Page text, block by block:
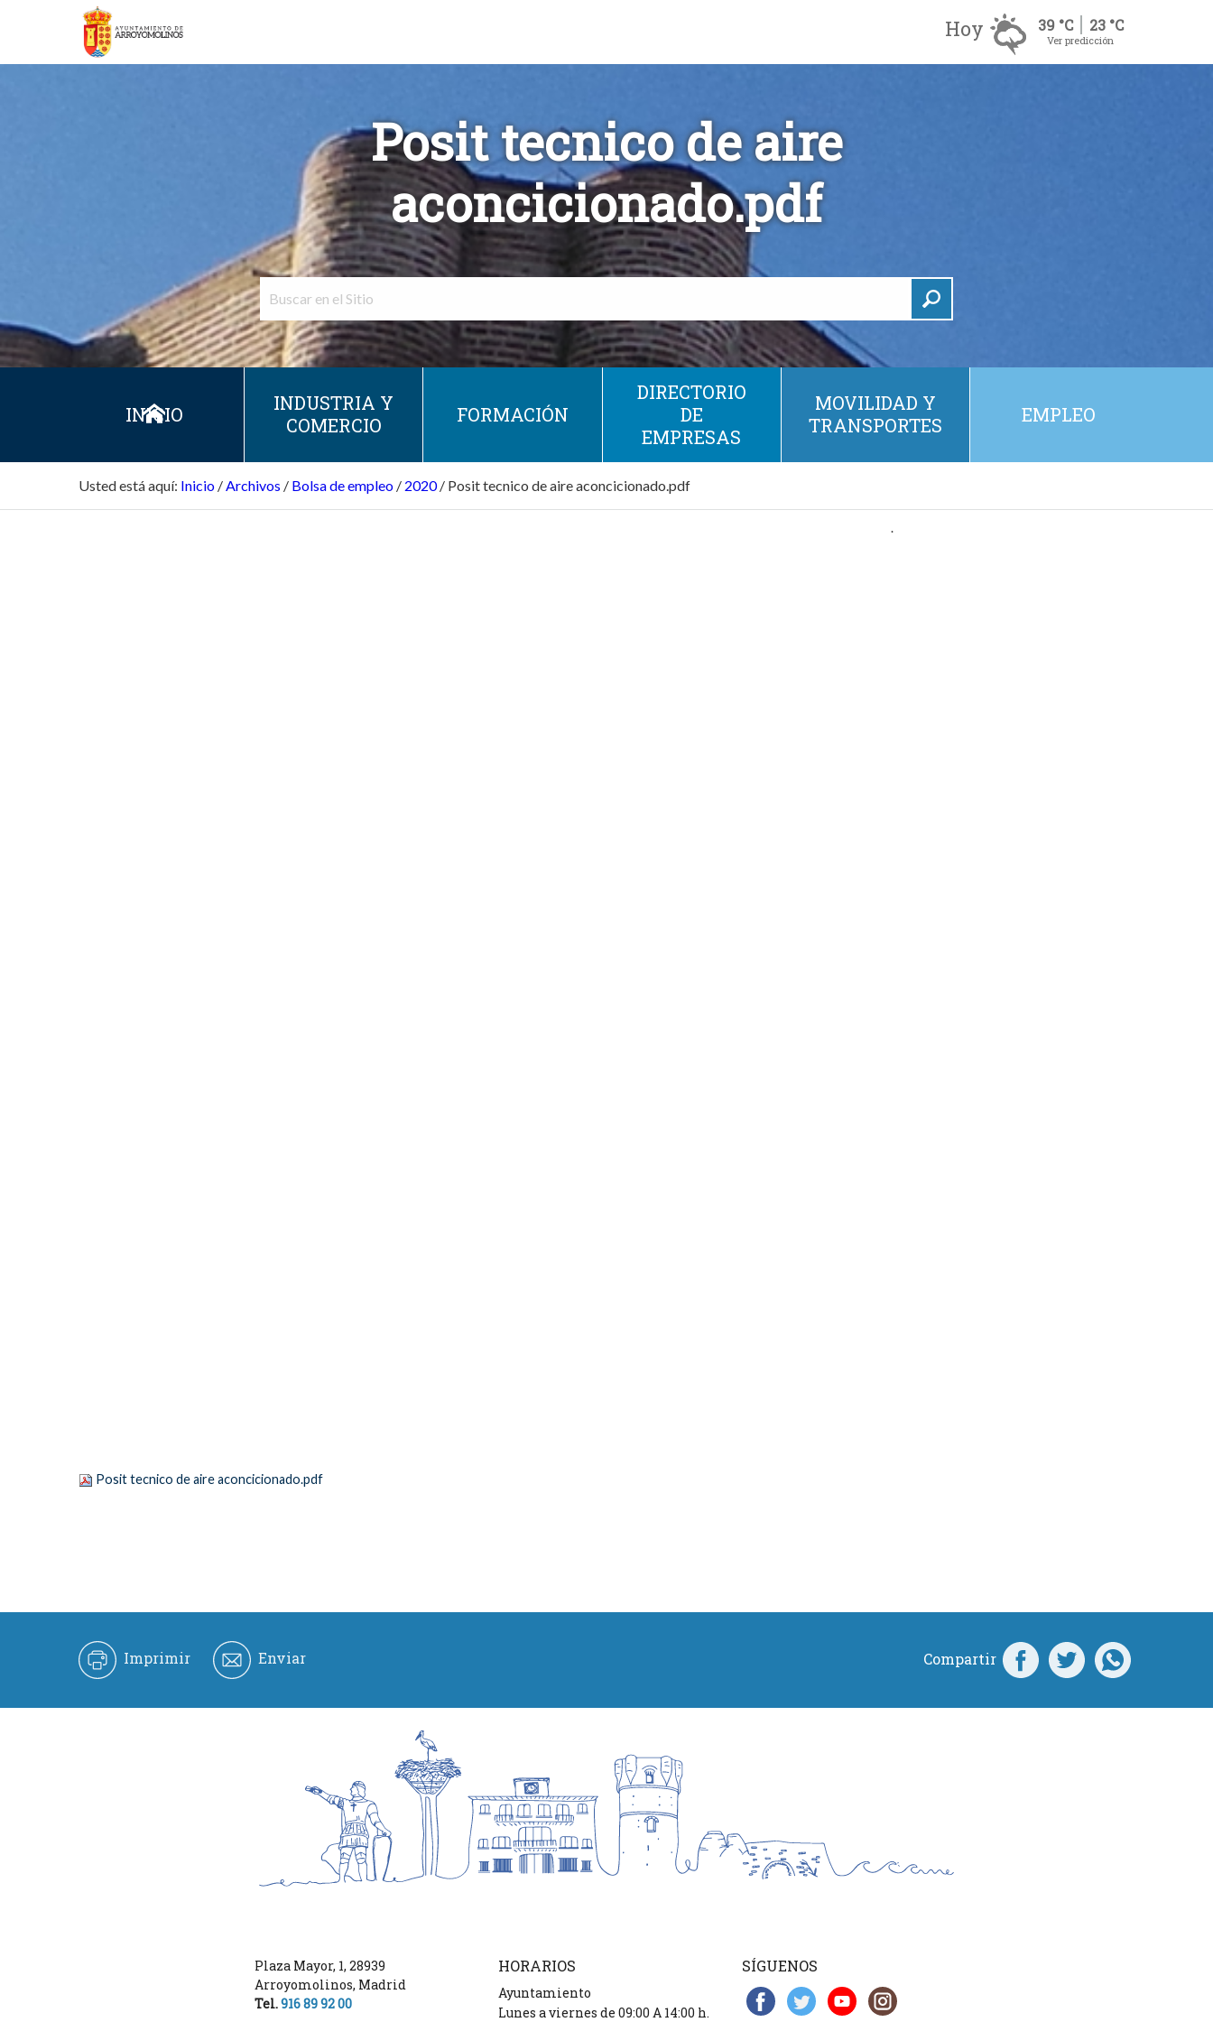
Hoy 39 °C 23 °C
Ver predicción
Posit tecnico de aire
aconcicionado.pdf
INICIO
INDUSTRIA Y
COMERCIO
FORMACIÓN
DIRECTORIO
DE
EMPRESAS
MOVILIDAD Y
TRANSPORTES
EMPLEO
Usted está aquí: Inicio /Archivos / Bolsa de empleo / 2020 / Posit tecnico de aire aconcicionado.pdf
Posit tecnico de aire aconcicionado.pdf
.
Imprimir Enviar Compartir
Plaza Mayor, 1, 28939
Arroyomolinos, Madrid
Tel.916 89 92 00
HORARIOS
Ayuntamiento
Lunes a viernes de 09:00 A 14:00 h.
SÍGUENOS